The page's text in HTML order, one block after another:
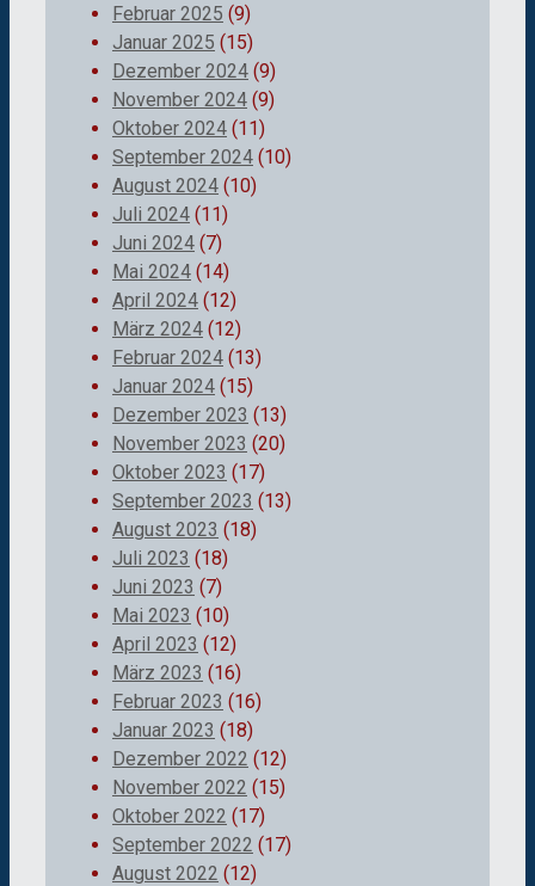
Februar 2025 (9)
Januar 2025 (15)
Dezember 2024 (9)
November 2024 (9)
Oktober 2024 (11)
September 2024 (10)
August 2024 (10)
Juli 2024 (11)
Juni 2024 (7)
Mai 2024 (14)
April 2024 (12)
März 2024 (12)
Februar 2024 (13)
Januar 2024 (15)
Dezember 2023 (13)
November 2023 (20)
Oktober 2023 (17)
September 2023 (13)
August 2023 (18)
Juli 2023 (18)
Juni 2023 (7)
Mai 2023 (10)
April 2023 (12)
März 2023 (16)
Februar 2023 (16)
Januar 2023 (18)
Dezember 2022 (12)
November 2022 (15)
Oktober 2022 (17)
September 2022 (17)
August 2022 (12)